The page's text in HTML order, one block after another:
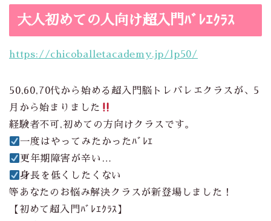
大人初めての人向け超入門ﾊﾞﾚｴｸﾗｽ
https://chicoballetacademy.jp/lp50/
50,60,70代から始める超入門脳トレバレエクラスが、5
月から始まりました
経験者不可,初めての方向けクラスです。
一度はやってみたかったﾊﾞﾚｴ
更年期障害が辛い…
身長を低くしたくない
等あなたのお悩み解決クラスが新登場しました！
【初めて超入門ﾊﾞﾚｴｸﾗｽ】